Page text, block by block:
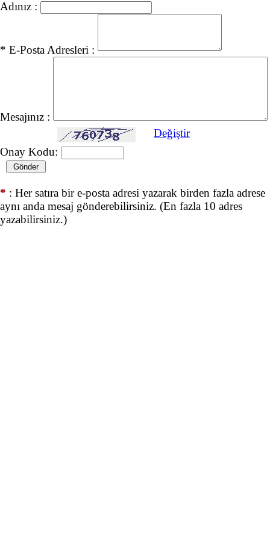
Adınız :
* E-Posta Adresleri :
Mesajınız :
Değiştir
Onay Kodu:
* : Her satıra bir e-posta adresi yazarak birden fazla adrese
aynı anda mesaj gönderebilirsiniz. (En fazla 10 adres
yazabilirsiniz.)